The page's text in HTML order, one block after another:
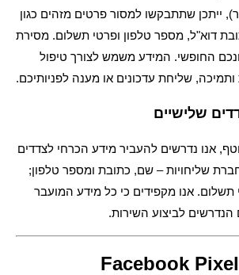
ייתכן שתתבקשו למסור פרטים מזהים כגון
דוא"ל, מספר טלפון ופרטי תשלום. מסירת
החופשי. המידע משמש לצורך טיפול
שליחת עדכונים או מענה לפניותיכם.
שלישיים
אנו נדרשים להעביר מידע הכרחי לצדדים
שליחויות – שם, כתובת ומספר טלפון;
תשלום. אנו מקפידים כי כל מידע המועבר
הנדרשים לביצוע השירות.